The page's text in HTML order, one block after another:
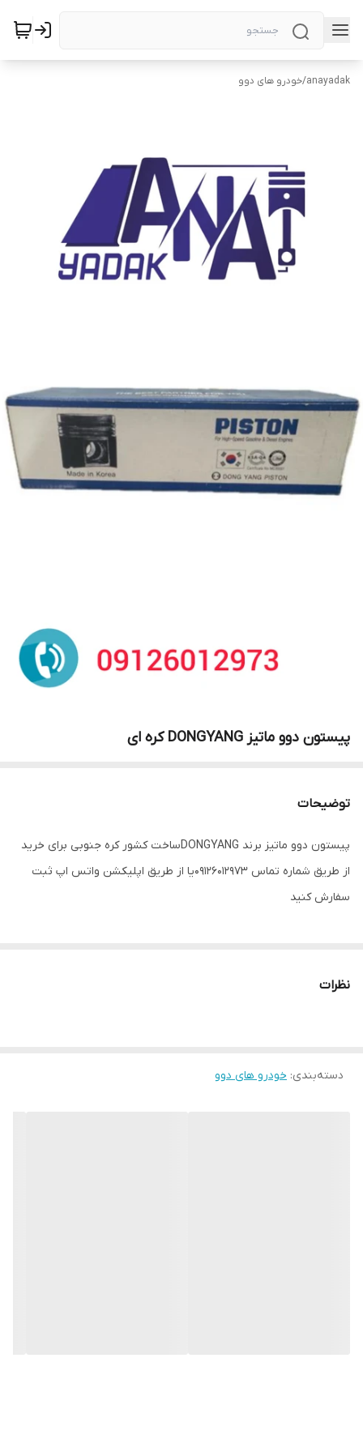
anayadak
/خودرو های دوو
پیستون دوو ماتیز DONGYANG کره ای
توضیحات
پیستون دوو ماتیز برند DONGYANGساخت کشور کره جنوبی برای خرید
از طریق شماره تماس 09126012973یا از طریق اپلیکشن واتس اپ ثبت
سفارش کنید
نظرات
دسته‌بندی: خودرو های دوو